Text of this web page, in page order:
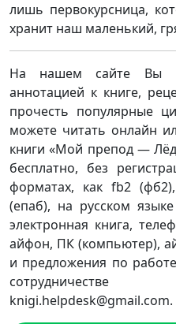
лишь первокурсница,
хранит наш маленький,
На нашем сайте Вы
аннотацией к книге,
прочесть популярные
можете читать онлайн
книги «Мой препод —
бесплатно, без
форматах, как fb2
(епаб), на русском
электронная книга,
айфон, ПК (компьютер),
и предложения по
knigi.helpdesk@gmail.com.